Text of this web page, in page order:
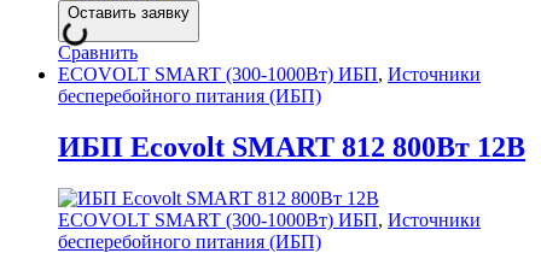
Оставить заявку
Сравнить
ECOVOLT SMART (300-1000Вт) ИБП, Источники
бесперебойного питания (ИБП)
ИБП Ecovolt SMART 812 800Вт 12В
ECOVOLT SMART (300-1000Вт) ИБП, Источники
бесперебойного питания (ИБП)